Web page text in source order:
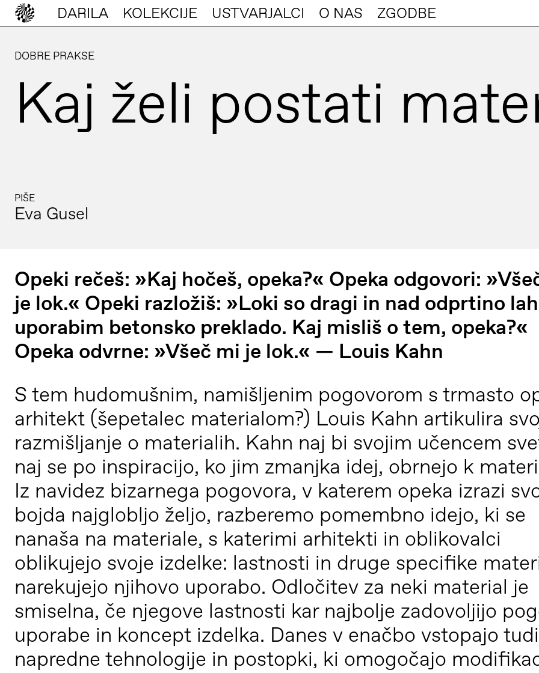
DARILA KOLEKCIJE USTVARJALCI O NAS ZGODBE
DOBRE PRAKSE
Kaj želi postati
PIŠE
Eva Gusel
Opeki rečeš: »Kaj hočeš, opeka?« Opeka odgovori:
je lok.« Opeki razložiš: »Loki so dragi in nad odprtino
uporabim betonsko preklado. Kaj misliš o tem, opeka?«
Opeka odvrne: »Všeč mi je lok.« — Louis Kahn
S tem hudomušnim, namišljenim pogovorom s trmasto
arhitekt (šepetalec materialom?) Louis Kahn artikulira
razmišljanje o materialih. Kahn naj bi svojim učencem
naj se po inspiracijo, ko jim zmanjka idej, obrnejo k
Iz navidez bizarnega pogovora, v katerem opeka izrazi
bojda najglobljo željo, razberemo pomembno idejo, ki se
nanaša na materiale, s katerimi arhitekti in oblikovalci
oblikujejo svoje izdelke: lastnosti in druge specifike
narekujejo njihovo uporabo. Odločitev za neki material je
smiselna, če njegove lastnosti kar najbolje zadovoljijo
uporabe in koncept izdelka. Danes v enačbo vstopajo tudi
napredne tehnologije in postopki, ki omogočajo